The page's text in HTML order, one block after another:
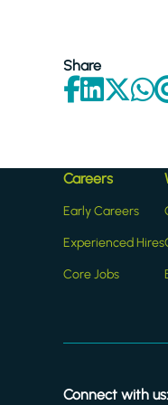
Share
Careers
Early Careers
Experienced Hires
Core Jobs
Connect with us: